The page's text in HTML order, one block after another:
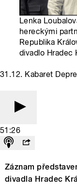
Lenka
hereckými
Republika
divadlo Hradec
31.12. Kabaret
51:26
Záznam
divadla Hradec